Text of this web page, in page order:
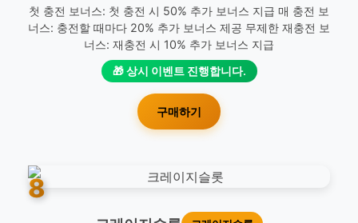
첫 충전 보너스: 첫 충전 시 50% 추가 보너스 지급 매 충전 보
너스: 충전할 때마다 20% 추가 보너스 제공 무제한 재충전 보
너스: 재충전 시 10% 추가 보너스 지급
🎁 상시 이벤트 진행합니다.
구매하기
8